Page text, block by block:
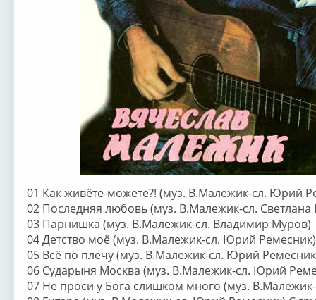
01 Как живёте-можете?! (муз. В.Малежик-сл. Юрий
02 Последняя любовь (муз. В.Малежик-сл.
03 Парнишка (муз. В.Малежик-сл. Владимир Муров)
04 Детство моё (муз. В.Малежик-сл. Юрий Ремесник)
05 Всё по плечу (муз. В.Малежик-сл. Юрий
06 Сударыня Москва (муз. В.Малежик-сл. Юрий
07 Не проси у Бога слишком много (муз.